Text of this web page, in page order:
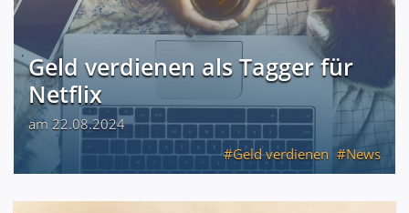
Geld verdienen als Tagger für
Netflix
am 22.08.2024
Geld verdienen
News